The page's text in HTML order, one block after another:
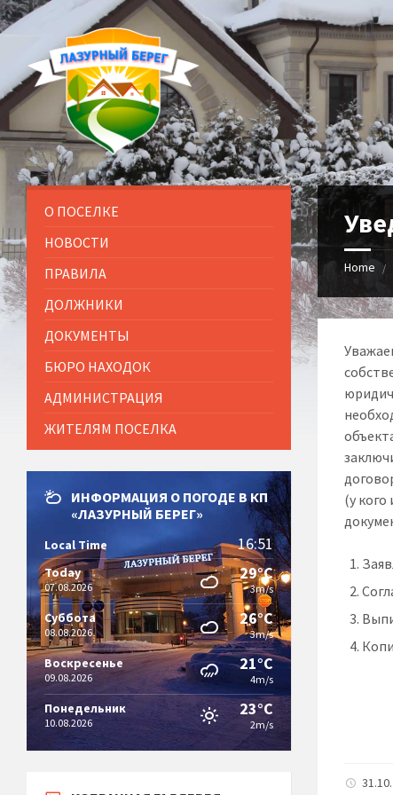
Home
(у
О ПОСЕЛКЕ
НОВОСТИ
ПРАВИЛА
ДОЛЖНИКИ
ДОКУМЕНТЫ
БЮРО НАХОДОК
АДМИНИСТРАЦИЯ
ЖИТЕЛЯМ ПОСЕЛКА
ИНФОРМАЦИЯ О ПОГОДЕ В КП
«ЛАЗУРНЫЙ БЕРЕГ»
Local Time 16:51
Today
07.08.2026
29°C
3m/s
Суббота
08.08.2026
26°C
3m/s
Воскресенье
09.08.2026
21°C
4m/s
Понедельник
10.08.2026
23°C
2m/s